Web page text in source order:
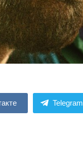
Telegram